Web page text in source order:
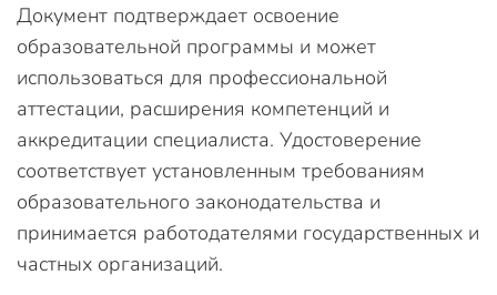
Документ подтверждает освоение
образовательной программы и может
использоваться для профессиональной
аттестации, расширения компетенций и
аккредитации специалиста. Удостоверение
соответствует установленным требованиям
образовательного законодательства и
принимается работодателями государственных и
частных организаций.